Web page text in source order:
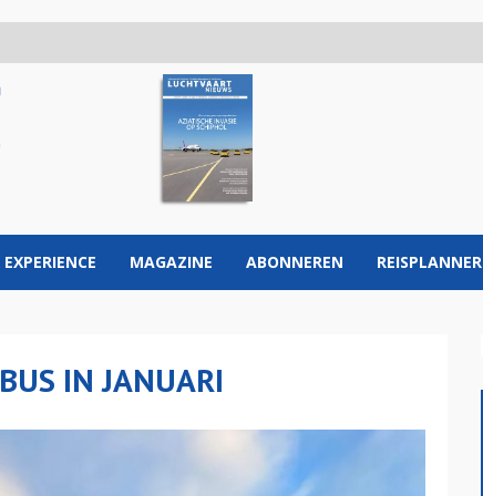
EXPERIENCE MAGAZINE ABONNEREN REISPLANNER
IN JANUARI